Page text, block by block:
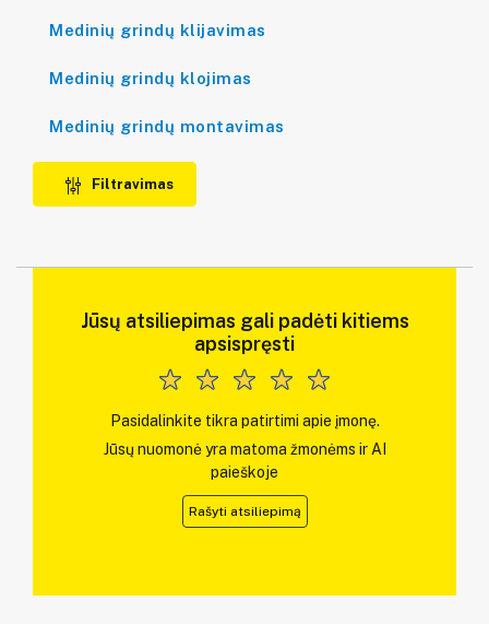
Medinių grindų klijavimas
Medinių grindų klojimas
Medinių grindų montavimas
Filtravimas
Jūsų atsiliepimas gali padėti kitiems
apsispręsti
Pasidalinkite tikra patirtimi apie įmonę.
Jūsų nuomonė yra matoma žmonėms ir AI
paieškoje
Rašyti atsiliepimą